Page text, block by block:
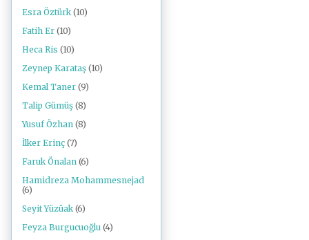
Esra Öztürk (10)
Fatih Er (10)
Heca Ris (10)
Zeynep Karataş (10)
Kemal Taner (9)
Talip Gümüş (8)
Yusuf Özhan (8)
İlker Erinç (7)
Faruk Önalan (6)
Hamidreza Mohammesnejad
(6)
Seyit Yüzüak (6)
Feyza Burgucuoğlu (4)